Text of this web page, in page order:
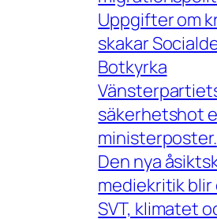
Uppgifter om
skakar
Botkyrka
säkerhetshot
ministerposter.
Den nya
mediekritik
SVT, klimatet